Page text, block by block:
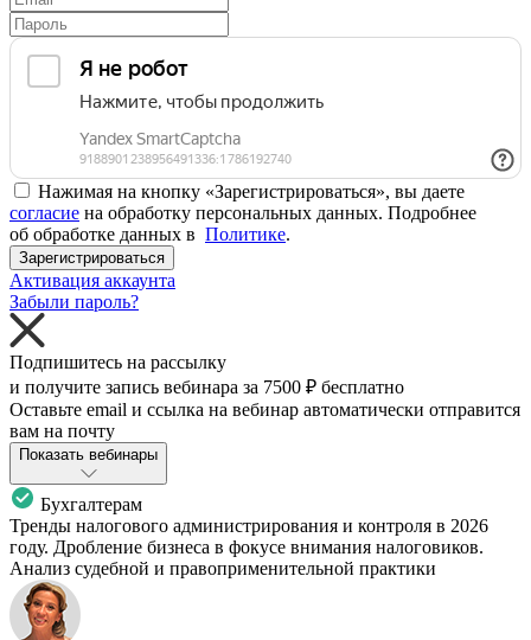
Нажимая на кнопку «Зарегистрироваться», вы даете
согласие на обработку персональных данных. Подробнее
об обработке данных в Политике.
Зарегистрироваться
Активация аккаунта
Забыли пароль?
Подпишитесь на рассылку
и получите запись вебинара за 7500 ₽ бесплатно
Оставьте email и ссылка на вебинар автоматически отправится
вам на почту
Показать вебинары
Бухгалтерам
Тренды налогового администрирования и контроля в 2026
году. Дробление бизнеса в фокусе внимания налоговиков.
Анализ судебной и правоприменительной практики